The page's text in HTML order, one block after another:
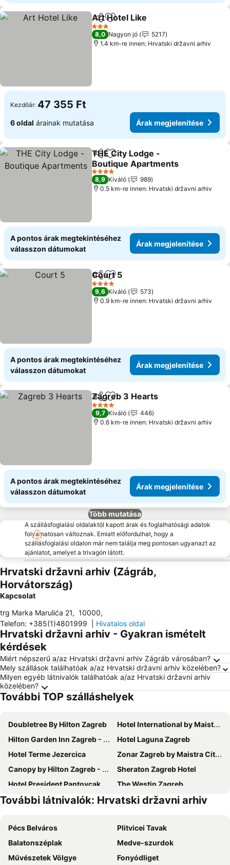
MegosztásHozzáadás a kedvencekhez
Art Hotel Like
3 Kategória
8,0 Nagyon jó
5217
1.4 km-re innen: Hrvatski državni arhiv
Kezdőár: 47 355 Ft
6 oldal árainak mutatása Árak megjelenítése
Megosztás
Hozzáadás a kedvencekhez
THE City Lodge -
Boutique Apartments
4 Kategória
8,9 Kiváló
989
0.5 km-re innen: Hrvatski državni arhiv
A pontos árak megtekintéséhez
válasszon dátumokat
Árak megjelenítése
MegosztásHozzáadás a kedvencekhez
Court 5
4 Kategória
9,6 Kiváló
573
0.9 km-re innen: Hrvatski državni arhiv
A pontos árak megtekintéséhez
válasszon dátumokat
Árak megjelenítése
MegosztásHozzáadás a kedvencekhez
Zagreb 3 Hearts
4 Kategória
9,7 Kiváló
446
0.6 km-re innen: Hrvatski državni arhiv
A pontos árak megtekintéséhez
válasszon dátumokat
Árak megjelenítése
Több mutatása
A szállásfoglalási oldalaktól kapott árak és foglalhatósági adatok
folyamatosan változnak. Emiatt előfordulhat, hogy a
szállásfoglalási oldalon már nem találja meg pontosan ugyanazt az
ajánlatot, amelyet a trivagón látott.
Hrvatski državni arhiv (Zágráb,
Horvátország)
Kapcsolat
trg Marka Marulića 21, 10000,
Telefon: +385(1)4801999 Hivatalos oldal
Hrvatski državni arhiv - Gyakran ismételt
kérdések
Miért népszerű a/az Hrvatski državni arhiv Zágráb városában?
Mely szállások találhatóak a/az Hrvatski državni arhiv közelében?
Milyen egyéb látnivalók találhatóak a/az Hrvatski državni arhiv
közelében?
További TOP szálláshelyek
Doubletree By Hilton Zagreb
Hotel International by Maistra City Vibes
Hilton Garden Inn Zagreb - Radnicka
Hotel Laguna Zagreb
Hotel Terme Jezercica
Zonar Zagreb by Maistra City Vibes
Canopy by Hilton Zagreb - City Centre
Sheraton Zagreb Hotel
Hotel President Pantovcak
The Westin Zagreb
Hotel Tomislavov Dom
Hotel Puntijar
Mövenpick Zagreb
Hotel Meridijan16
Best Western Premier Hotel Astoria
Tara Garden
Admiral Hotel
Hotel Matija Gubec
További látnivalók: Hrvatski državni arhiv
Pécs Belváros
Plitvicei Tavak
Balatonszéplak
Medve-szurdok
Művészetek Völgye
Fonyódliget